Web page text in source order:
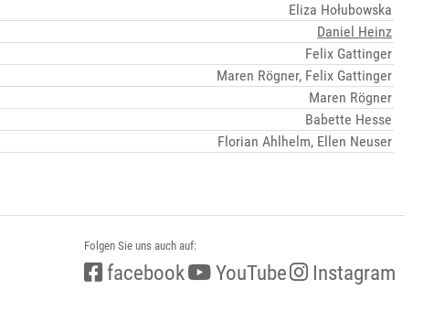
Eliza Hołubowska
Daniel Heinz
Felix Gattinger
Maren Rögner, Felix Gattinger
Maren Rögner
Babette Hesse
Florian Ahlhelm, Ellen Neuser
Folgen Sie uns auch auf:
facebook YouTube Instagram